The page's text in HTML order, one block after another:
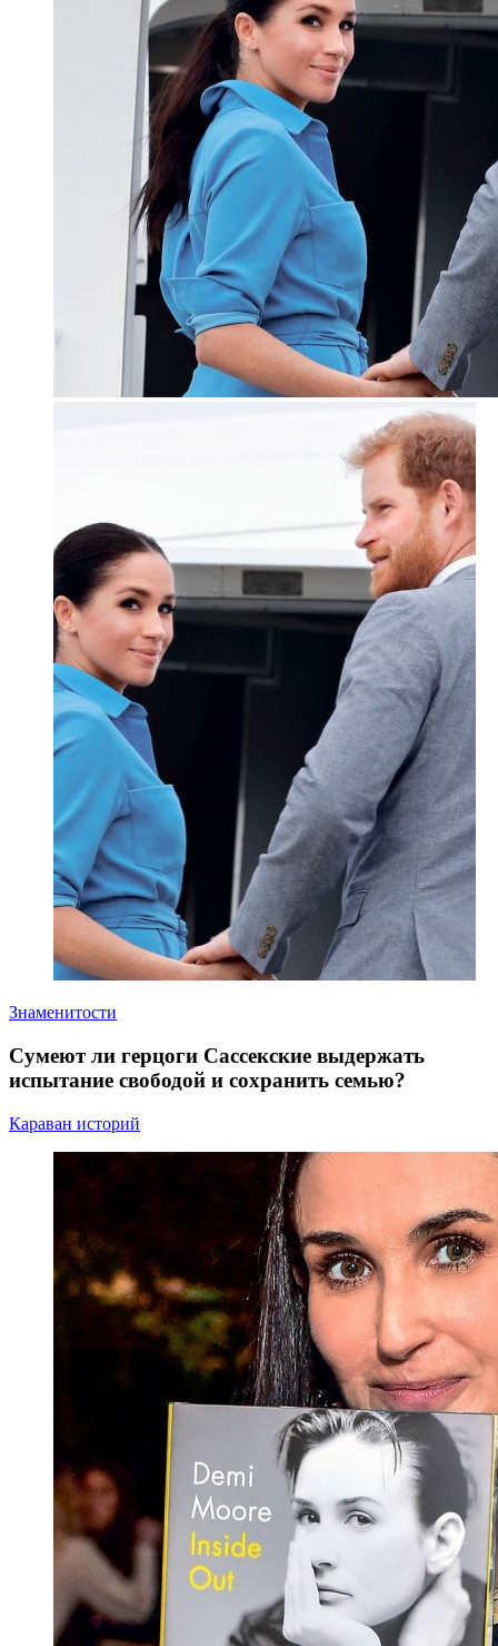
Знаменитости
Сумеют ли герцоги Сассекские выдержать
испытание свободой и сохранить семью?
Караван историй